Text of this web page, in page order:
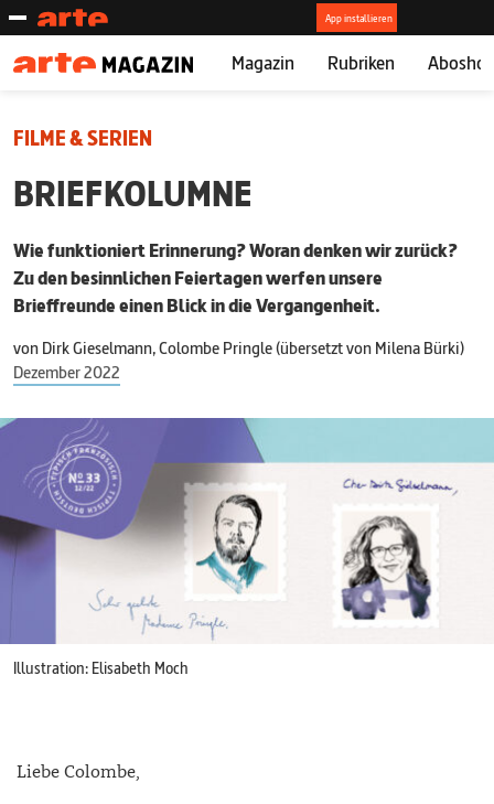
Magazin Rubriken
FILME & SERIEN
BRIEFKOLUMNE
Wie funktioniert Erinnerung? Woran denken wir zurück?
Zu den besinnlichen Feiertagen werfen unsere
Brieffreunde einen Blick in die Vergangenheit.
vonDirk Gieselmann, Colombe Pringle (übersetzt von Milena Bürki)
Dezember 2022
Illustration: Elisabeth Moch
Liebe Colombe,